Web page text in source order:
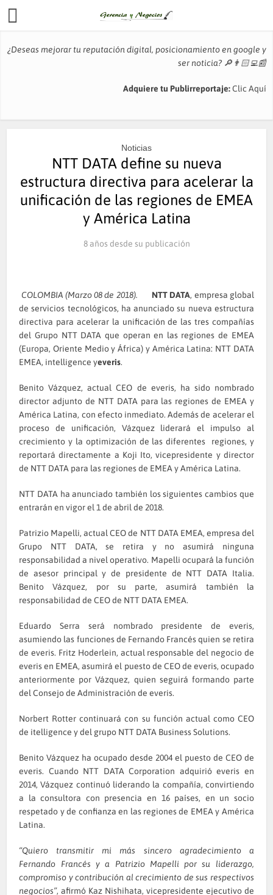
¿Deseas mejorar tu reputación digital, posicionamiento en google y
ser noticia? 🔎👨🏻‍💻📰
Adquiere tu Publirreportaje:Clic Aquí
Noticias
NTT DATA define su nueva
estructura directiva para acelerar la
unificación de las regiones de EMEA
y América Latina
8 años desde su publicación
COLOMBIA (Marzo 08 de 2018). NTT DATA, empresa global
de servicios tecnológicos, ha anunciado su nueva estructura
directiva para acelerar la unificación de las tres compañías
del Grupo NTT DATA que operan en las regiones de EMEA
(Europa, Oriente Medio y África) y América Latina: NTT DATA
EMEA, intelligence yeveris.
Benito Vázquez, actual CEO de everis, ha sido nombrado
director adjunto de NTT DATA para las regiones de EMEA y
América Latina, con efecto inmediato. Además de acelerar el
proceso de unificación, Vázquez liderará el impulso al
crecimiento y la optimización de las diferentes regiones, y
reportará directamente a Koji Ito, vicepresidente y director
de NTT DATA para las regiones de EMEA y América Latina.
NTT DATA ha anunciado también los siguientes cambios que
entrarán en vigor el 1 de abril de 2018.
Patrizio Mapelli, actual CEO de NTT DATA EMEA, empresa del
Grupo NTT DATA, se retira y no asumirá ninguna
responsabilidad a nivel operativo. Mapelli ocupará la función
de asesor principal y de presidente de NTT DATA Italia.
Benito Vázquez, por su parte, asumirá también la
responsabilidad de CEO de NTT DATA EMEA.
Eduardo Serra será nombrado presidente de everis,
asumiendo las funciones de Fernando Francés quien se retira
de everis. Fritz Hoderlein, actual responsable del negocio de
everis en EMEA, asumirá el puesto de CEO de everis, ocupado
anteriormente por Vázquez, quien seguirá formando parte
del Consejo de Administración de everis.
Norbert Rotter continuará con su función actual como CEO
de itelligence y del grupo NTT DATA Business Solutions.
Benito Vázquez ha ocupado desde 2004 el puesto de CEO de
everis. Cuando NTT DATA Corporation adquirió everis en
2014, Vázquez continuó liderando la compañía, convirtiendo
a la consultora con presencia en 16 países, en un socio
respetado y de confianza en las regiones de EMEA y América
Latina.
“Quiero transmitir mi más sincero agradecimiento a
Fernando Francés y a Patrizio Mapelli por su liderazgo,
compromiso y contribución al crecimiento de sus respectivos
negocios”, afirmó Kaz Nishihata, vicepresidente ejecutivo de